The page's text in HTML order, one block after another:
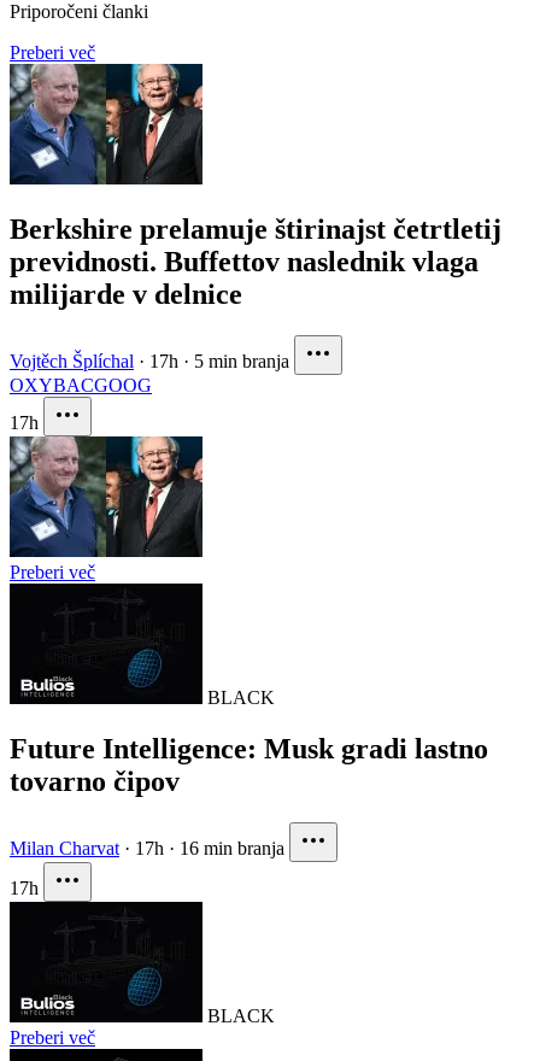
Priporočeni članki
Preberi več
Berkshire prelamuje štirinajst četrtletij
previdnosti. Buffettov naslednik vlaga
milijarde v delnice
Vojtěch Šplíchal · 17h · 5 min branja
OXYBACGOOG
17h
Preberi več
BLACK
Future Intelligence: Musk gradi lastno
tovarno čipov
Milan Charvat · 17h · 16 min branja
17h
BLACK
Preberi več